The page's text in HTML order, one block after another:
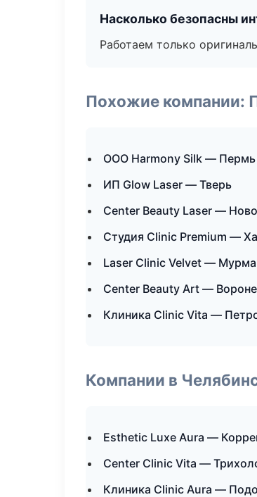
Насколько безопасны
Работаем только
Похожие компании:
ООО Harmony Silk — Пермь
ИП Glow Laser — Тверь
Center Beauty Laser —
Студия Clinic Premium —
Laser Clinic Velvet —
Center Beauty Art —
Клиника Clinic Vita —
Компании в
Esthetic Luxe Aura —
Center Clinic Vita —
Клиника Clinic Aura —